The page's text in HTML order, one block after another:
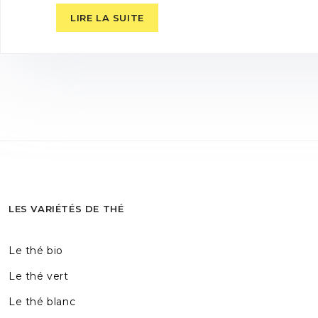
LIRE LA SUITE
LES VARIÉTÉS DE THÉ
Le thé bio
Le thé vert
Le thé blanc